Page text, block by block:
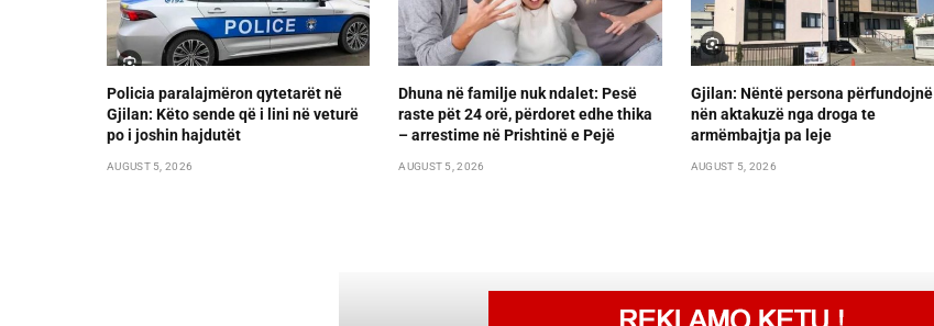
Policia paralajmëron qytetarët në
Gjilan: Këto sende që i lini në veturë
po i joshin hajdutët
AUGUST 5, 2026
Dhuna në familje nuk ndalet: Pesë
raste pët 24 orë, përdoret edhe thika
– arrestime në Prishtinë e Pejë
AUGUST 5, 2026
Gjilan: Nëntë persona përfundojnë
nën aktakuzë nga droga te
armëmbajtja pa leje
AUGUST 5, 2026